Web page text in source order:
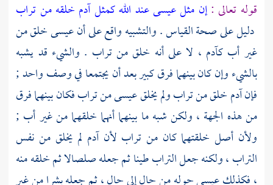
قوله تعالى :إن مثل عيسى عند الله كمثل آدم خلقه من تراب
دليل على صحة القياس . والتشبيه واقع على أنعيسىخلق من
غير أب كآدم ، لا على أنه خلق من تراب . والشيء قد يشبه
بالشيء وإن كان بينهما فرق كبير بعد أن يجتمعا في وصف واحد ;
فإنآدمخلق من تراب ولم يخلقعيسىمن تراب فكان بينهما فرق
من هذه الجهة ، ولكن شبه ما بينهما أنهما خلقهما من غير أب ;
ولأن أصل خلقتهما كان من تراب لأنآدم لم يخلق من نفس
التراب ، ولكنه جعل التراب طينا ثم جعله صلصالا ثم خلقه منه